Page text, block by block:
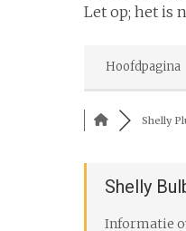
Let op; het is
Hoofdpagina
Shelly
Shelly
Informatie